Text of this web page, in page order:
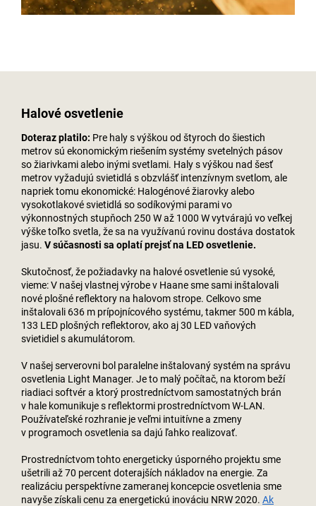
Halové osvetlenie
Doteraz platilo: Pre haly s výškou od štyroch do šiestich
metrov sú ekonomickým riešením systémy svetelných pásov
so žiarivkami alebo inými svetlami. Haly s výškou nad šesť
metrov vyžadujú svietidlá s obzvlášť intenzívnym svetlom, ale
napriek tomu ekonomické: Halogénové žiarovky alebo
vysokotlakové svietidlá so sodíkovými parami vo
výkonnostných stupňoch 250 W až 1000 W vytvárajú vo veľkej
výške toľko svetla, že sa na využívanú rovinu dostáva dostatok
jasu. V súčasnosti sa oplatí prejsť na LED osvetlenie.
Skutočnosť, že požiadavky na halové osvetlenie sú vysoké,
vieme: V našej vlastnej výrobe v Haane sme sami inštalovali
nové plošné reflektory na halovom strope. Celkovo sme
inštalovali 636 m prípojnícového systému, takmer 500 m kábla,
133 LED plošných reflektorov, ako aj 30 LED vaňových
svietidiel s akumulátorom.
V našej serverovni bol paralelne inštalovaný systém na správu
osvetlenia Light Manager. Je to malý počítač, na ktorom beží
riadiaci softvér a ktorý prostredníctvom samostatných brán
v hale komunikuje s reflektormi prostredníctvom W-LAN.
Používateľské rozhranie je veľmi intuitívne a zmeny
v programoch osvetlenia sa dajú ľahko realizovať.
Prostredníctvom tohto energeticky úsporného projektu sme
ušetrili až 70 percent doterajších nákladov na energie. Za
realizáciu perspektívne zameranej koncepcie osvetlenia sme
navyše získali cenu za energetickú inováciu NRW 2020. Ak